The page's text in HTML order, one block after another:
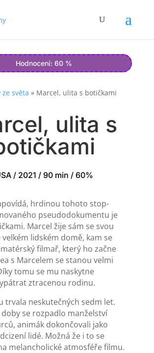
Hodnocení: 60 %
ze světa » Marcel, ulita s botičkami
ulita s
/ 2021 / 90 min / 60%
hrdinou tohoto stop-
pseudodokumentu je
Marcel žije sám se svou
lidském domě, kam se
filmař, který ho začne
s Marcelem se stanou velmi
tomu se mu naskytne
ztracenou rodinu.
trvala neskutečných sedm let.
se rozpadlo manželství
animák dokončovali jako
lidé. Možná že i to se
melancholické atmosféře filmu.